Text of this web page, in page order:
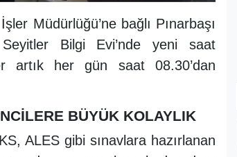
İşler Müdürlüğü’ne bağlı Pınarbaşı
Bilgi Evi’nde yeni saat
artık her gün saat 08.30’dan
BÜYÜK KOLAYLIK
ALES gibi sınavlara hazırlanan